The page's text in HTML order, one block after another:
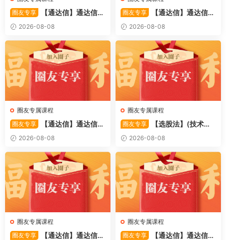
圈友专享
【通达信】通达信
〖备战龙妖〗副图/选股 精准
捕捉龙头启动进场信号 源码
2026-08-08
圈友专享
【通达信】通达信
〖重心突破〗主副图/选股 捕
捉股价在特定形态下的反转与
启动信号 源码
2026-08-08
圈友专属课程
圈友专享
【通达信】通达信
〖萧啸双通道〗主图指标 研判
股价运行通道、捕捉短线买卖
时机 源码
2026-08-08
圈友专属课程
圈友专享
【选股法】(技术篇)
强势个股选股法操作理念、策
略与工具（上下）视频课程 共
2个视频
2026-08-08
圈友专属课程
圈友专享
【通达信】通达信
圈友专属课程
圈友专享
【通达信】通达信